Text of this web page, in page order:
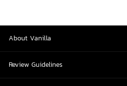
About Vanilla
Review Guidelines